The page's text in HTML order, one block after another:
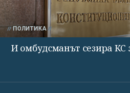
ПОЛИТИКА
И омбудсманът сезира